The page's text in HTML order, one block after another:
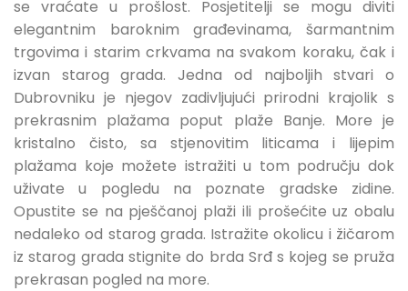
se vraćate u prošlost. Posjetitelji se mogu diviti
elegantnim baroknim građevinama, šarmantnim
trgovima i starim crkvama na svakom koraku, čak i
izvan starog grada. Jedna od najboljih stvari o
Dubrovniku je njegov zadivljujući prirodni krajolik s
prekrasnim plažama poput plaže Banje. More je
kristalno čisto, sa stjenovitim liticama i lijepim
plažama koje možete istražiti u tom području dok
uživate u pogledu na poznate gradske zidine.
Opustite se na pješčanoj plaži ili prošećite uz obalu
nedaleko od starog grada. Istražite okolicu i žičarom
iz starog grada stignite do brda Srđ s kojeg se pruža
prekrasan pogled na more.